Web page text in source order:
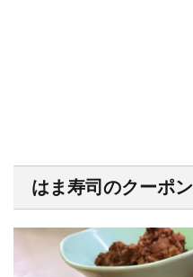
はま寿司のクーポン